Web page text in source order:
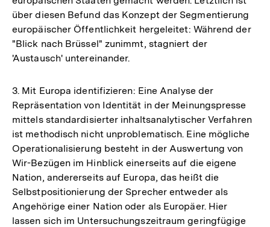
über diesen Befund das Konzept der Segmentierung
europäischer Öffentlichkeit hergeleitet: Während der
"Blick nach Brüssel" zunimmt, stagniert der
'Austausch' untereinander.
3. Mit Europa identifizieren: Eine Analyse der
Repräsentation von Identität in der Meinungspresse
mittels standardisierter inhaltsanalytischer Verfahren
ist methodisch nicht unproblematisch. Eine mögliche
Operationalisierung besteht in der Auswertung von
Wir-Bezügen im Hinblick einerseits auf die eigene
Nation, andererseits auf Europa, das heißt die
Selbstpositionierung der Sprecher entweder als
Angehörige einer Nation oder als Europäer. Hier
lassen sich im Untersuchungszeitraum geringfügige